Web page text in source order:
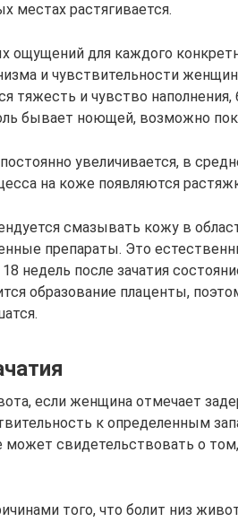
местах растягивается.
ощущений для каждого
и чувствительности
тяжесть и чувство
бывает ноющей, возможно
увеличивается, в
на коже появляются
смазывать кожу в
препараты. Это
недель после зачатия
образование плаценты,
если женщина отмечает
к определенным
свидетельствовать о
того, что болит низ